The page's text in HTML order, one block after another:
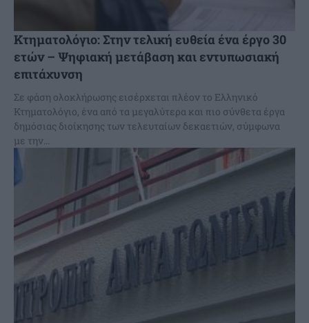
Κτηματολόγιο: Στην τελική ευθεία ένα έργο 30
ετών – Ψηφιακή μετάβαση και εντυπωσιακή
επιτάχυνση
Σε φάση ολοκλήρωσης εισέρχεται πλέον το Ελληνικό
Κτηματολόγιο, ένα από τα μεγαλύτερα και πιο σύνθετα έργα
δημόσιας διοίκησης των τελευταίων δεκαετιών, σύμφωνα
με την...